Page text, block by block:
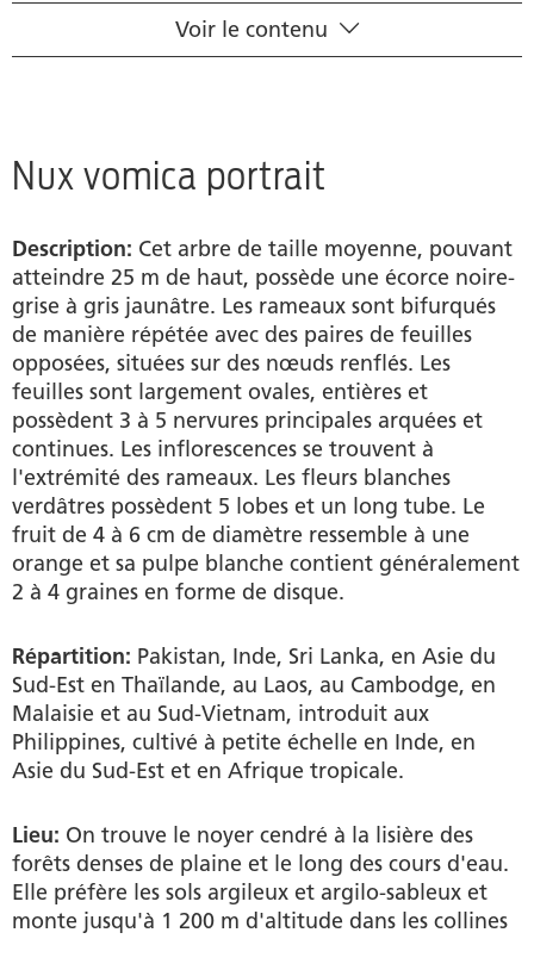
Fiche scientifique
Tableau médical homéopathique
Trouver un revendeur
Foire aux questions
Guide pratique
Sources
Voir le contenu
Nux vomica portrait
Description: Cet arbre de taille moyenne, pouvant
atteindre 25 m de haut, possède une écorce noire-
grise à gris jaunâtre. Les rameaux sont bifurqués
de manière répétée avec des paires de feuilles
opposées, situées sur des nœuds renflés. Les
feuilles sont largement ovales, entières et
possèdent 3 à 5 nervures principales arquées et
continues. Les inflorescences se trouvent à
l'extrémité des rameaux. Les fleurs blanches
verdâtres possèdent 5 lobes et un long tube. Le
fruit de 4 à 6 cm de diamètre ressemble à une
orange et sa pulpe blanche contient généralement
2 à 4 graines en forme de disque.
Répartition: Pakistan, Inde, Sri Lanka, en Asie du
Sud-Est en Thaïlande, au Laos, au Cambodge, en
Malaisie et au Sud-Vietnam, introduit aux
Philippines, cultivé à petite échelle en Inde, en
Asie du Sud-Est et en Afrique tropicale.
Lieu: On trouve le noyer cendré à la lisière des
forêts denses de plaine et le long des cours d'eau.
Elle préfère les sols argileux et argilo-sableux et
monte jusqu'à 1 200 m d'altitude dans les collines